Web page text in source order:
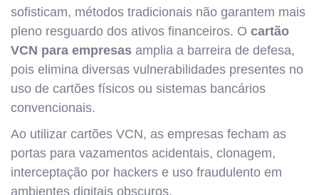
sofisticam, métodos tradicionais não garantem mais
pleno resguardo dos ativos financeiros. O cartão
VCN para empresas amplia a barreira de defesa,
pois elimina diversas vulnerabilidades presentes no
uso de cartões físicos ou sistemas bancários
convencionais.
Ao utilizar cartões VCN, as empresas fecham as
portas para vazamentos acidentais, clonagem,
interceptação por hackers e uso fraudulento em
ambientes digitais obscuros.